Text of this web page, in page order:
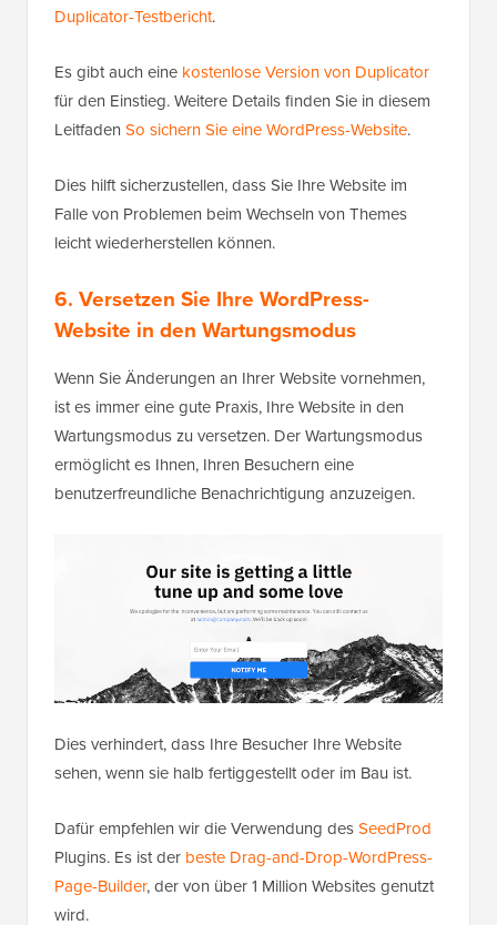
Duplicator-Testbericht.
Es gibt auch eine kostenlose Version von Duplicator
für den Einstieg. Weitere Details finden Sie in diesem
Leitfaden So sichern Sie eine WordPress-Website.
Dies hilft sicherzustellen, dass Sie Ihre Website im
Falle von Problemen beim Wechseln von Themes
leicht wiederherstellen können.
6. Versetzen Sie Ihre WordPress-
Website in den Wartungsmodus
Wenn Sie Änderungen an Ihrer Website vornehmen,
ist es immer eine gute Praxis, Ihre Website in den
Wartungsmodus zu versetzen. Der Wartungsmodus
ermöglicht es Ihnen, Ihren Besuchern eine
benutzerfreundliche Benachrichtigung anzuzeigen.
Dies verhindert, dass Ihre Besucher Ihre Website
sehen, wenn sie halb fertiggestellt oder im Bau ist.
Dafür empfehlen wir die Verwendung desSeedProd
Plugins. Es ist der beste Drag-and-Drop-WordPress-
Page-Builder, der von über 1 Million Websites genutzt
wird.